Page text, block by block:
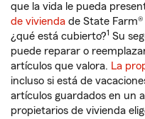
que la vida le pueda
de vivienda de State
¿qué está cubierto?1 Su
puede reparar o
artículos que valora. La
incluso si está de
artículos guardados en un
propietarios de vivienda